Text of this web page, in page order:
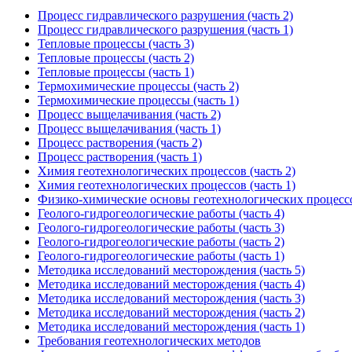
Процесс гидравлического разрушения (часть 2)
Процесс гидравлического разрушения (часть 1)
Тепловые процессы (часть 3)
Тепловые процессы (часть 2)
Тепловые процессы (часть 1)
Термохимические процессы (часть 2)
Термохимические процессы (часть 1)
Процесс выщелачивания (часть 2)
Процесс выщелачивания (часть 1)
Процесс растворения (часть 2)
Процесс растворения (часть 1)
Химия геотехнологических процессов (часть 2)
Химия геотехнологических процессов (часть 1)
Физико-химические основы геотехнологических
Геолого-гидрогеологические работы (часть 4)
Геолого-гидрогеологические работы (часть 3)
Геолого-гидрогеологические работы (часть 2)
Геолого-гидрогеологические работы (часть 1)
Методика исследований месторождения (часть 5)
Методика исследований месторождения (часть 4)
Методика исследований месторождения (часть 3)
Методика исследований месторождения (часть 2)
Методика исследований месторождения (часть 1)
Требования геотехнологических методов